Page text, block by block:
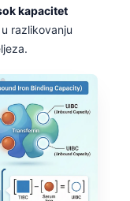
kapacitet
razlikovanju